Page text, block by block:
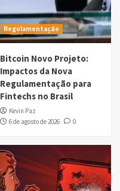
Regulamentação
Bitcoin Novo Projeto:
Impactos da Nova
Regulamentação para
Fintechs no Brasil
Kevin Paz
6 de agosto de 2026
0